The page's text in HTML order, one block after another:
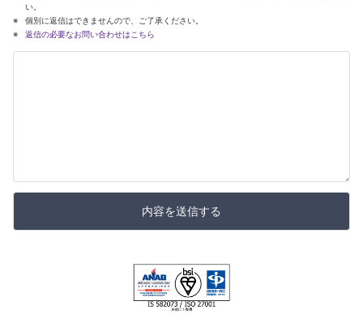
い。
個別に返信はできませんので、ご了承ください。
返信の必要なお問い合わせはこちら
内容を送信する